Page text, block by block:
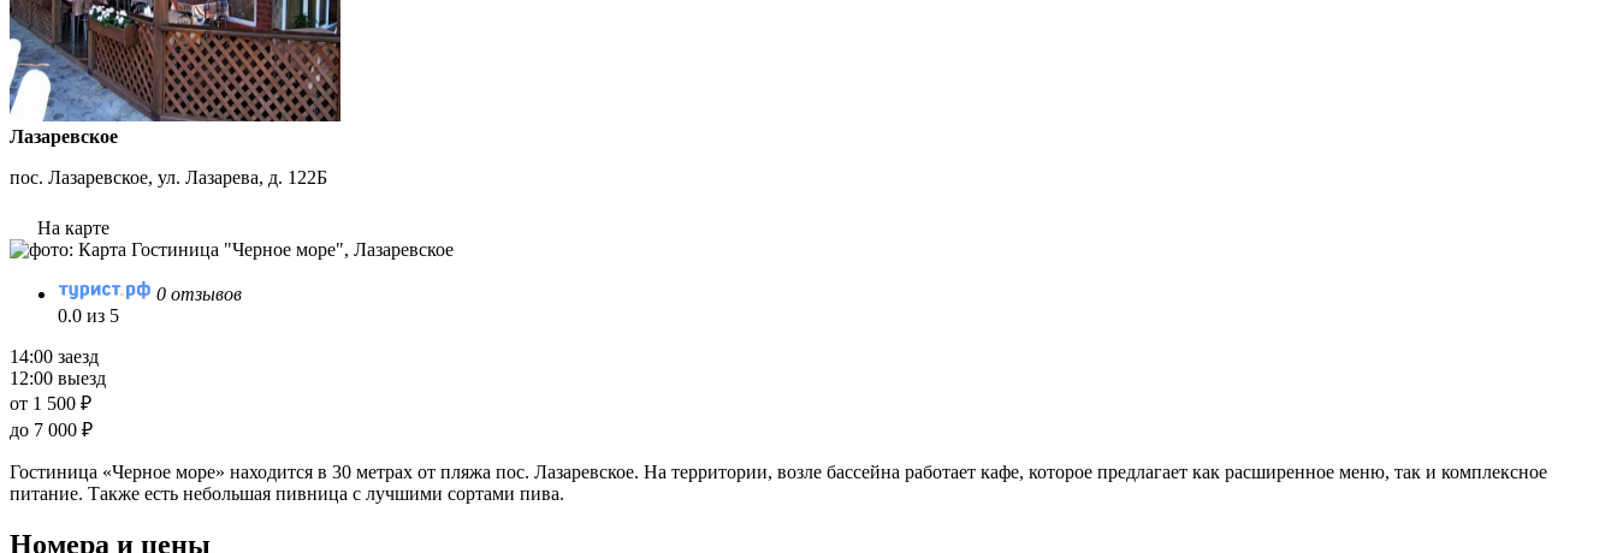
Лазаревское
пос. Лазаревское, ул. Лазарева, д. 122Б
На карте
0 отзывов
0.0 из 5
14:00 заезд
12:00 выезд
от 1 500 ₽
до 7 000 ₽
Гостиница «Черное море» находится в 30 метрах от пляжа пос. Лазаревское. На территории, возле бассейна работает кафе, которое предлагает как расширенное меню, так и комплексное
питание. Также есть небольшая пивница с лучшими сортами пива.
Номера и цены